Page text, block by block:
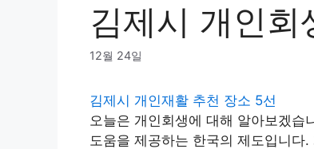
김제시 개인
12월 24일
김제시 개인재활 추천 장소 5선
오늘은 개인회생에 대해 알아보겠습
도움을 제공하는 한국의 제도입니다